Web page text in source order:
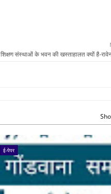
शिक्षण संस्थाओं के भवन की खस्ताहालत क्यों है-
ई-पेपर